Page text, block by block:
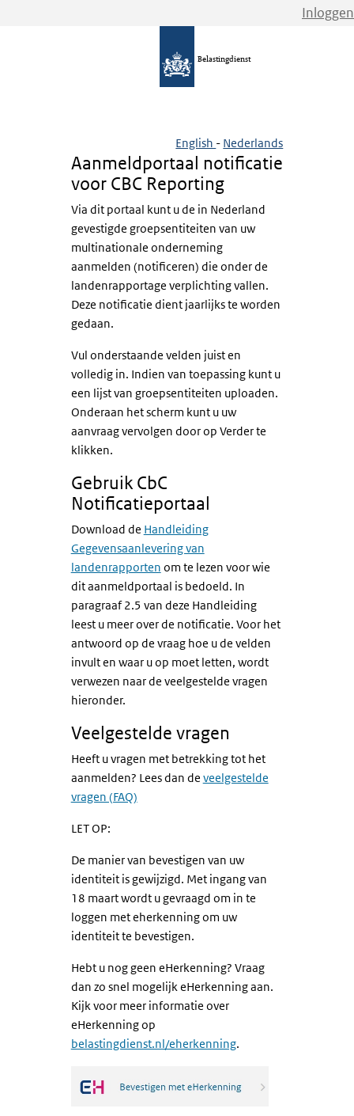
Inloggen
Belastingdienst
English - Nederlands
Aanmeldportaal notificatie
voor CBC Reporting
Via dit portaal kunt u de in Nederland
gevestigde groepsentiteiten van uw
multinationale onderneming
aanmelden (notificeren) die onder de
landenrapportage verplichting vallen.
Deze notificatie dient jaarlijks te worden
gedaan.
Vul onderstaande velden juist en
volledig in. Indien van toepassing kunt u
een lijst van groepsentiteiten uploaden.
Onderaan het scherm kunt u uw
aanvraag vervolgen door op Verder te
klikken.
Gebruik CbC
Notificatieportaal
Download de Handleiding
Gegevensaanlevering van
landenrapporten om te lezen voor wie
dit aanmeldportaal is bedoeld. In
paragraaf 2.5 van deze Handleiding
leest u meer over de notificatie. Voor het
antwoord op de vraag hoe u de velden
invult en waar u op moet letten, wordt
verwezen naar de veelgestelde vragen
hieronder.
Veelgestelde vragen
Heeft u vragen met betrekking tot het
aanmelden? Lees dan de veelgestelde
vragen (FAQ)
LET OP:
De manier van bevestigen van uw
identiteit is gewijzigd. Met ingang van
18 maart wordt u gevraagd om in te
loggen met eherkenning om uw
identiteit te bevestigen.
Hebt u nog geen eHerkenning? Vraag
dan zo snel mogelijk eHerkenning aan.
Kijk voor meer informatie over
eHerkenning op
belastingdienst.nl/eherkenning.